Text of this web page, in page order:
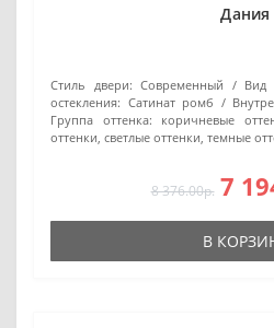
Дания
Стиль двери: Современный Вид
остекления: Сатинат ромб
Группа оттенка:
коричневые
оттенки, светлые оттенки, темные
8 376.00р. 7
В